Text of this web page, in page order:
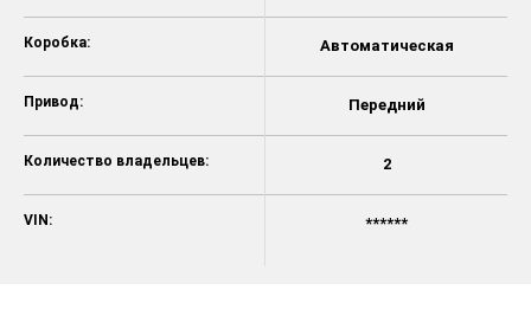
Коробка:
Привод:
Количество владельцев:
VIN:
Автоматическая
Передний
2
******